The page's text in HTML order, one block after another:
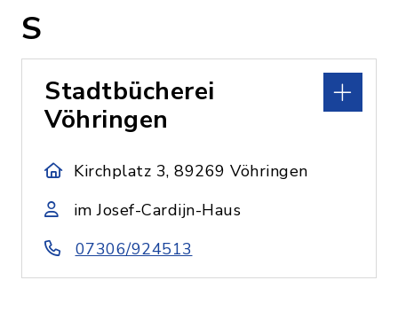
S
Stadtbücherei
Vöhringen
Kirchplatz 3, 89269 Vöhringen
im Josef-Cardijn-Haus
07306/924513